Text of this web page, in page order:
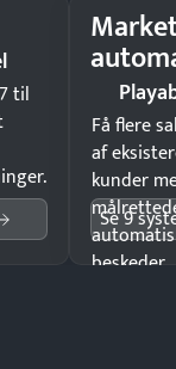
til
Få flere
af
kunder
beskeder.
Se 9